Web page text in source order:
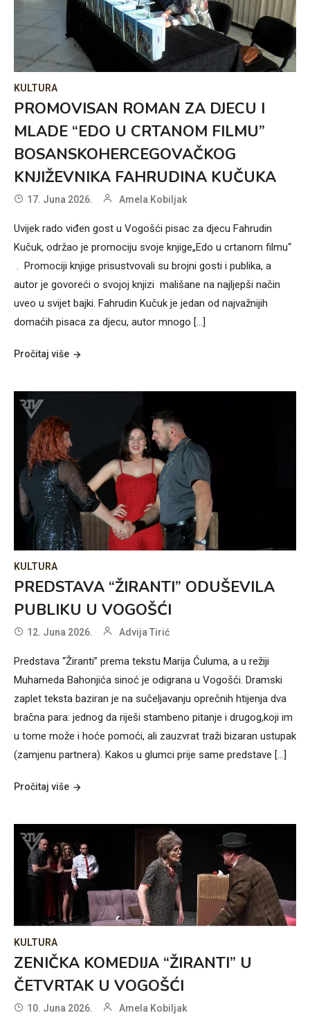
KULTURA
PROMOVISAN ROMAN ZA DJECU I
MLADE “EDO U CRTANOM FILMU”
BOSANSKOHERCEGOVAČKOG
KNJIŽEVNIKA FAHRUDINA KUČUKA
17. Juna 2026. Amela Kobiljak
Uvijek rado viđen gost u Vogošći pisac za djecu Fahrudin
Kučuk, održao je promociju svoje knjige„Edo u crtanom filmu“
. Promociji knjige prisustvovali su brojni gosti i publika, a
autor je govoreći o svojoj knjizi mališane na najljepši način
uveo u svijet bajki. Fahrudin Kučuk je jedan od najvažnijih
domaćih pisaca za djecu, autor mnogo […]
Pročitaj više
KULTURA
PREDSTAVA “ŽIRANTI” ODUŠEVILA
PUBLIKU U VOGOŠĆI
12. Juna 2026. Advija Tirić
Predstava “Žiranti” prema tekstu Marija Ćuluma, a u režiji
Muhameda Bahonjića sinoć je odigrana u Vogošći. Dramski
zaplet teksta baziran je na sučeljavanju oprečnih htijenja dva
bračna para: jednog da riješi stambeno pitanje i drugog,koji im
u tome može i hoće pomoći, ali zauzvrat traži bizaran ustupak
(zamjenu partnera). Kakos u glumci prije same predstave […]
Pročitaj više
KULTURA
ZENIČKA KOMEDIJA “ŽIRANTI” U
ČETVRTAK U VOGOŠĆI
10. Juna 2026. Amela Kobiljak